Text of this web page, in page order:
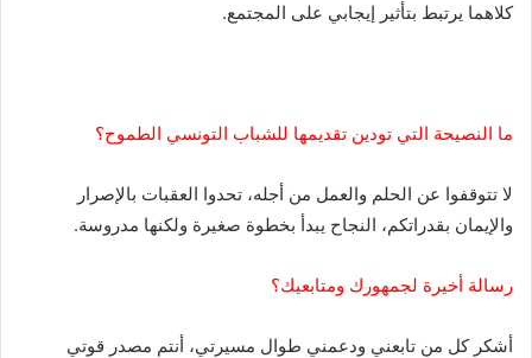
كلاهما يرتبط بتأثير إيجابي على المجتمع.
ما النصيحة التي تودين تقديمها للشباب التونسي الطموح؟
لا تتوقفوا عن الحلم والعمل من أجله، تحدوا العقبات بالإصرار
والإيمان بقدراتكم، النجاح يبدأ بخطوة صغيرة ولكنها مدروسة.
رسالة أخيرة لجمهورك ومتابعيك؟
أشكر كل من تابعني ودعمني طوال مسيرتي، أنتم مصدر قوتي